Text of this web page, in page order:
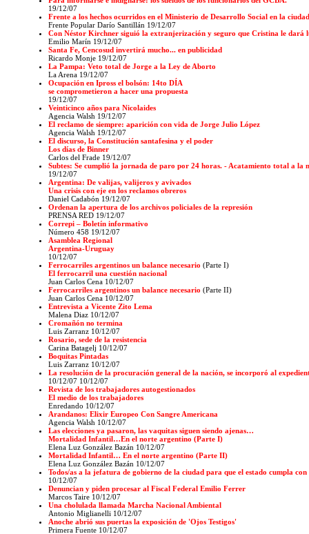
19/12/07
Frente a los hechos ocurridos en el Ministerio de Desarrollo Social en la
Frente Popular Darío Santillán 19/12/07
Con Néstor Kirchner siguió la extranjerización y seguro que Cristina le dará
Emilio Marín 19/12/07
Santa Fe, Cencosud invertirá mucho... en publicidad
Ricardo Monje 19/12/07
La Pampa: Veto total de Jorge a la Ley de Aborto
La Arena 19/12/07
Ocupación en Ipross el bolsón: 14to DÍA
se comprometieron a hacer una propuesta
19/12/07
Veinticinco años para Nicolaides
Agencia Walsh 19/12/07
El reclamo de siempre: aparición con vida de Jorge Julio López
Agencia Walsh 19/12/07
El discurso, la Constitución santafesina y el poder
Los días de Binner
Carlos del Frade 19/12/07
Subtes: Se cumplió la jornada de paro por 24 horas. - Acatamiento total a la
19/12/07
Argentina: De valijas, valijeros y avivados
Una crisis con eje en los reclamos obreros
Daniel Cadabón 19/12/07
Ordenan la apertura de los archivos policiales de la represión
PRENSA RED 19/12/07
Correpi – Boletín informativo
Número 458 19/12/07
Asamblea Regional
Argentina-Uruguay
10/12/07
Ferrocarriles argentinos un balance necesario (Parte I)
El ferrocarril una cuestión nacional
Juan Carlos Cena 10/12/07
Ferrocarriles argentinos un balance necesario (Parte II)
Juan Carlos Cena 10/12/07
Entrevista a Vicente Zito Lema
Malena Diaz 10/12/07
Cromañón no termina
Luis Zarranz 10/12/07
Rosario, sede de la resistencia
Carina Batagelj 10/12/07
Boquitas Pintadas
Luis Zarranz 10/12/07
La resolución de la procuración general de la nación, se incorporó al
10/12/07 10/12/07
Revista de los trabajadores autogestionados
El medio de los trabajadores
Enredando 10/12/07
Arandanos: Elixir Europeo Con Sangre Americana
Agencia Walsh 10/12/07
Las elecciones ya pasaron, las vaquitas siguen siendo ajenas…
Mortalidad Infantil…En el norte argentino (Parte I)
Elena Luz González Bazán 10/12/07
Mortalidad Infantil… En el norte argentino (Parte II)
Elena Luz González Bazán 10/12/07
Todos/as a la jefatura de gobierno de la ciudad para que el estado cumpla con
10/12/07
Denuncian y piden procesar al Fiscal Federal Emilio Ferrer
Marcos Taire 10/12/07
Una cholulada llamada Marcha Nacional Ambiental
Antonio Miglianelli 10/12/07
Anoche abrió sus puertas la exposición de 'Ojos Testigos'
Primera Fuente 10/12/07